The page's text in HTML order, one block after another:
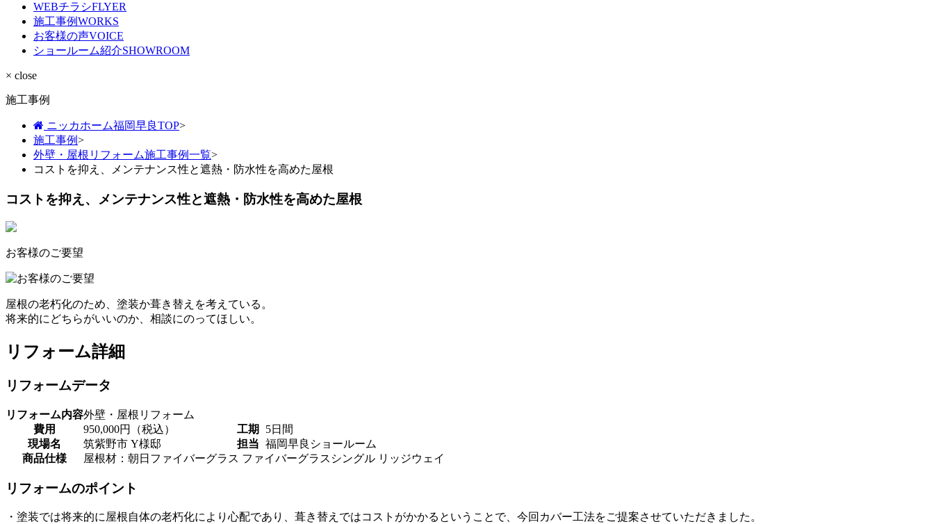
WEBチラシFLYER
施工事例WORKS
お客様の声VOICE
ショールーム紹介SHOWROOM
× close
施工事例
ニッカホーム福岡早良TOP>
施工事例>
外壁・屋根リフォーム施工事例一覧>
コストを抑え、メンテナンス性と遮熱・防水性を高めた屋根
コストを抑え、メンテナンス性と遮熱・防水性を高めた屋根
お客様のご要望
屋根の老朽化のため、塗装か葺き替えを考えている。
将来的にどちらがいいのか、相談にのってほしい。
リフォーム詳細
リフォームデータ
リフォーム内容外壁・屋根リフォーム
費用
950,000円（税込） 工期
5日間
現場名
筑紫野市 Y様邸 担当 福岡早良ショールーム
商品仕様
屋根材：朝日ファイバーグラス ファイバーグラスシングル リッジウェイ
リフォームのポイント
・塗装では将来的に屋根自体の老朽化により心配であり、葺き替えではコストがかかるということで、今回カバー工法をご提案させていただきました。